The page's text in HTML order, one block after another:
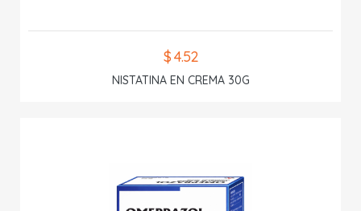
$ 4.52
NISTATINA EN CREMA 30G